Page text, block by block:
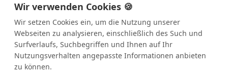
Impressum & Datenschutz
AGBs
Presse & Medien
Podcast 🎙️
Link in Bio
Wir verwenden Cookies 🍪
Wir setzen Cookies ein, um die Nutzung unserer
Webseiten zu analysieren, einschließlich des Such und
Surfverlaufs, Suchbegriffen und Ihnen auf Ihr
Nutzungsverhalten angepasste Informationen anbieten
zu können.